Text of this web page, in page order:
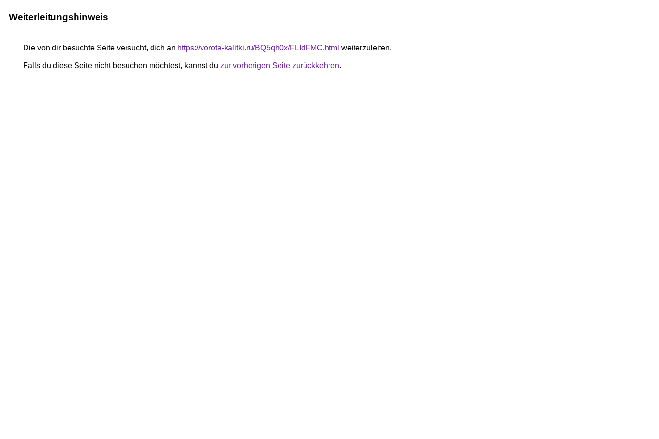
Weiterleitungshinweis
Die von dir besuchte Seite versucht, dich an https://vorota-kalitki.ru/BQ5qh0x/FLIdFMC.html weiterzuleiten.
Falls du diese Seite nicht besuchen möchtest, kannst du zur vorherigen Seite zurückkehren.